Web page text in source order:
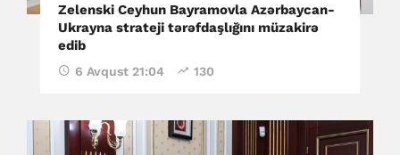
Zelenski Ceyhun Bayramovla Azərbaycan-
Ukrayna strateji tərəfdaşlığını müzakirə
edib
6 Avqust 21:04 130